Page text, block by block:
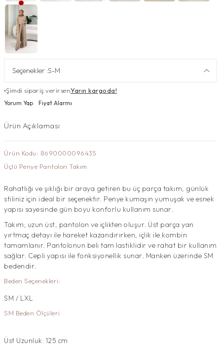
Seçenekler :S-M
Şimdi sipariş verirsenYarın kargoda!
Yorum Yap Fiyat Alarmı
Ürün Açıklaması
Ürün Kodu: 8690000096435
Üçlü Penye Pantolon Takım
Rahatlığı ve şıklığı bir araya getiren bu üç parça takım, günlük
stiliniz için ideal bir seçenektir. Penye kumaşın yumuşak ve esnek
yapısı sayesinde gün boyu konforlu kullanım sunar.
Takım; uzun üst, pantolon ve içlikten oluşur. Üst parça yan
yırtmaç detayı ile hareket kazandırırken, içlik ile kombin
tamamlanır. Pantolonun beli tam lastiklidir ve rahat bir kullanım
sağlar. Cepli yapısı ile fonksiyonellik sunar. Manken üzerinde SM
bedendir.
Beden Seçenekleri:
SM / LXL
SM Beden Ölçüleri
Üst Uzunluk: 125 cm